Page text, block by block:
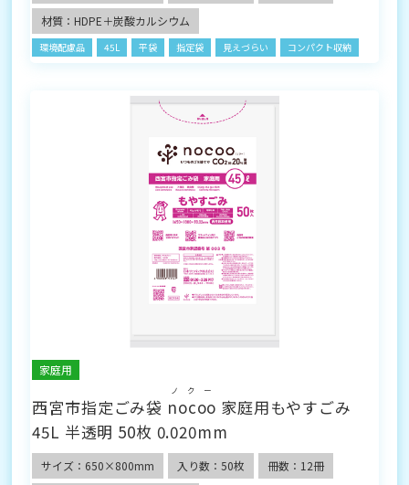
材質：HDPE＋炭酸カルシウム
環境配慮品 45L 平袋 指定袋 見えづらい コンパクト収納
家庭用
西宮市指定ごみ袋 nocoo
ノクー
家庭用もやすごみ
45L 半透明 50枚 0.020mm
サイズ：650×800mm 入り数：50枚
冊数：12冊